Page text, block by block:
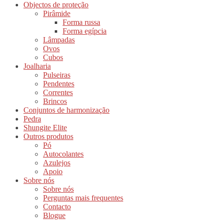
Objectos de proteção
Pirâmide
Forma russa
Forma egípcia
Lâmpadas
Ovos
Cubos
Joalharia
Pulseiras
Pendentes
Correntes
Brincos
Conjuntos de harmonização
Pedra
Shungite Elite
Outros produtos
Pó
Autocolantes
Azulejos
Apoio
Sobre nós
Sobre nós
Perguntas mais frequentes
Contacto
Blogue